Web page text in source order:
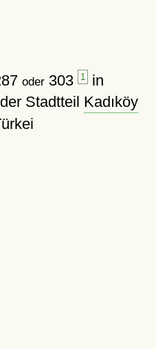
oder 303 1 in
Stadtteil Kadıköy